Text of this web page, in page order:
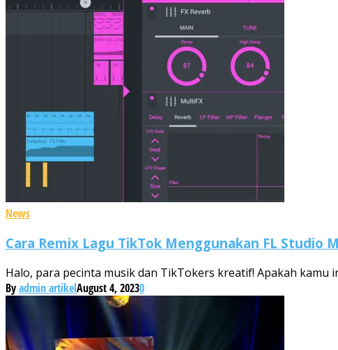
News
Cara Remix Lagu TikTok Menggunakan FL Studio
Halo, para pecinta musik dan TikTokers kreatif! Apakah
Byadmin artikelAugust 4, 20230